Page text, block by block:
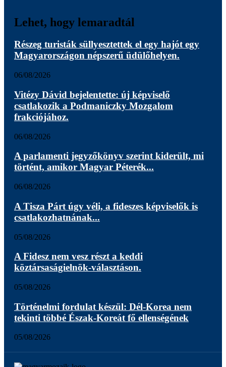
Lehet, hogy lemaradtál
Részeg turisták süllyesztettek el egy hajót egy
Magyarországon népszerű üdülőhelyen.
06/08/2026
Vitézy Dávid bejelentette: új képviselő
csatlakozik a Podmaniczky Mozgalom
frakciójához.
06/08/2026
A parlamenti jegyzőkönyv szerint kiderült, mi
történt, amikor Magyar Péterék...
06/08/2026
A Tisza Párt úgy véli, a fideszes képviselők is
csatlakozhatnának...
05/08/2026
A Fidesz nem vesz részt a keddi
köztársaságielnök-választáson.
05/08/2026
Történelmi fordulat készül: Dél-Korea nem
tekinti többé Észak-Koreát fő ellenségének
05/08/2026